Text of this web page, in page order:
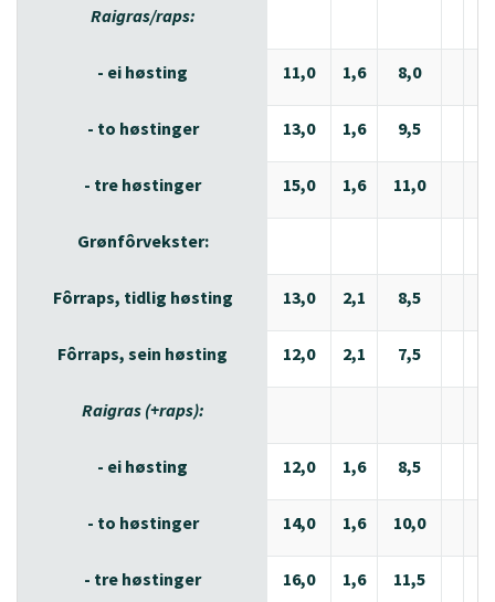
Raigras/raps:
- ei høsting 11,0 1,6 8,0
- to høstinger 13,0 1,6 9,5
- tre høstinger 15,0 1,6 11,0
Grønfôrvekster:
Fôrraps, tidlig høsting 13,0 2,1 8,5
Fôrraps, sein høsting 12,0 2,1 7,5
Raigras (+raps):
- ei høsting 12,0 1,6 8,5
- to høstinger 14,0 1,6 10,0
- tre høstinger 16,0 1,6 11,5